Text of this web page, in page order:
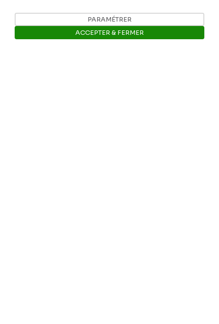
Tél: +32 81 77 67 55
PARAMÉTRER
ACCEPTER & FERMER